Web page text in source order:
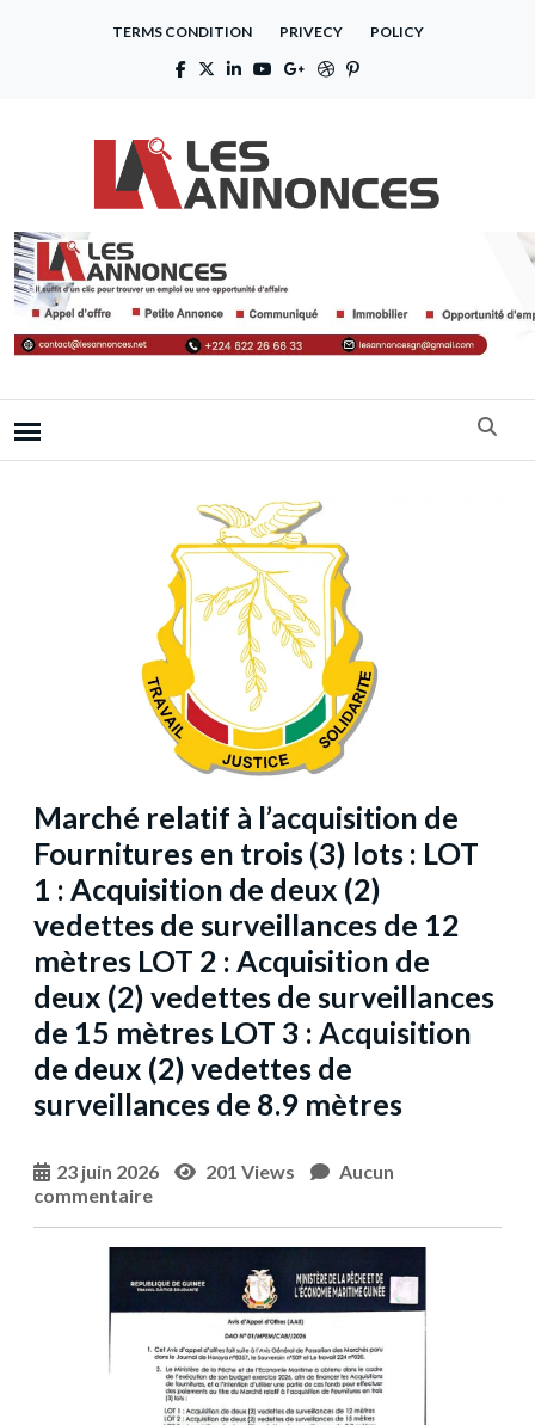
TERMS CONDITION PRIVECY POLICY
Marché relatif à l’acquisition de
Fournitures en trois (3) lots : LOT
1 : Acquisition de deux (2)
vedettes de surveillances de 12
mètres LOT 2 : Acquisition de
deux (2) vedettes de surveillances
de 15 mètres LOT 3 : Acquisition
de deux (2) vedettes de
surveillances de 8.9 mètres
23 juin 2026 201 Views
Aucun
commentaire